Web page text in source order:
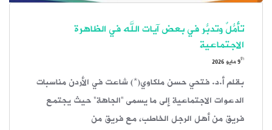
تأمُّلٌ وتدبُّر في بعض آيات الله في الظاهرة
الاجتماعية
9th مايو 2026
بقلم أ.د. فتحي حسن ملكاوي(*) شاعت في الأردن مناسبات
الدعوات الاجتماعية إلى ما يسمى “الجاهة” حيث يجتمع
فريق من أهل الرجل الخاطب، مع فريق من